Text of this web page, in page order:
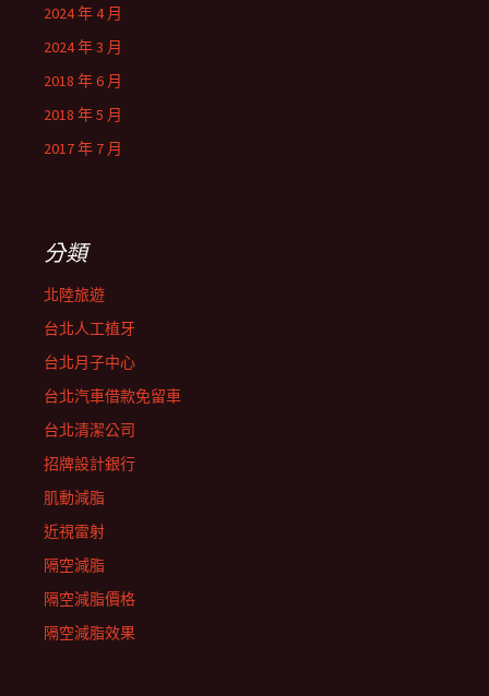
2024 年 4 月
2024 年 3 月
2018 年 6 月
2018 年 5 月
2017 年 7 月
分類
北陸旅遊
台北人工植牙
台北月子中心
台北汽車借款免留車
台北清潔公司
招牌設計銀行
肌動減脂
近視雷射
隔空減脂
隔空減脂價格
隔空減脂效果